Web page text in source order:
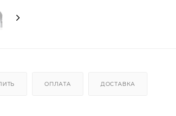
ОПЛАТА ДОСТАВКА